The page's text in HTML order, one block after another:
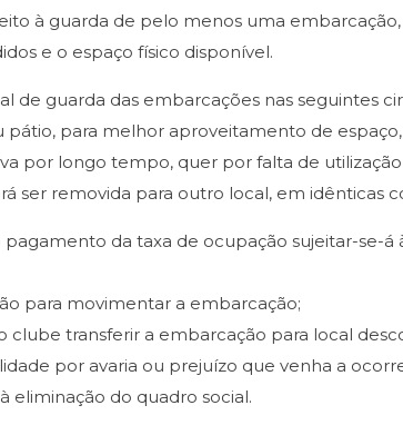
à guarda de pelo menos uma
e o espaço físico disponível.
de guarda das embarcações nas seguintes
para melhor aproveitamento de
por longo tempo, quer por falta de
ser removida para outro local, em idênticas
pagamento da taxa de ocupação sujeitar-se-
para movimentar a embarcação;
clube transferir a embarcação para local
por avaria ou prejuízo que venha a
eliminação do quadro social.